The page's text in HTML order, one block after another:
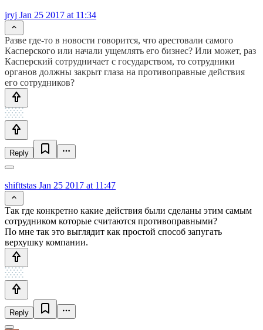
jryj Jan 25 2017 at 11:34
Разве где-то в новости говорится, что арестовали самого
Касперского или начали ущемлять его бизнес? Или может, раз
Касперский сотрудничает с государством, то сотрудники
органов должны закрыт глаза на противоправные действия
его сотрудников?
Reply
shifttstas Jan 25 2017 at 11:47
Так где конкретно какие действия были сделаны этим самым
сотрудником которые считаются противоправными?
По мне так это выглядит как простой способ запугать
верхушку компании.
Reply